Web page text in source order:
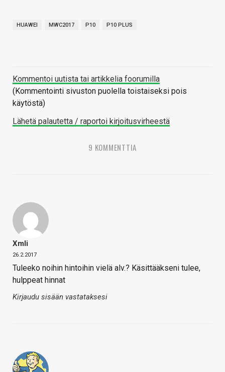
HUAWEI MWC2017 P10 P10 PLUS
Kommentoi uutista tai artikkelia foorumilla
(Kommentointi sivuston puolella toistaiseksi pois
käytöstä)
Lähetä palautetta / raportoi kirjoitusvirheestä
9 KOMMENTTIA
Xmli
26.2.2017
Tuleeko noihin hintoihin vielä alv.? Käsittääkseni tulee,
hulppeat hinnat
Kirjaudu sisään vastataksesi